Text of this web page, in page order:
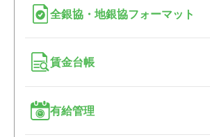
全銀協・地銀協フォーマット
賃金台帳
有給管理